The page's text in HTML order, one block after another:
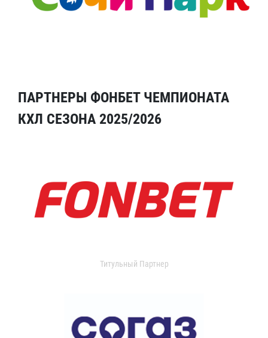
ПАРТНЕРЫ ФОНБЕТ ЧЕМПИОНАТА
КХЛ СЕЗОНА 2025/2026
Титульный Партнер